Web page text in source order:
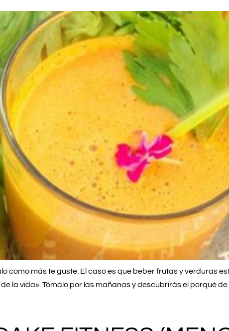
como más te guste. El caso es que beber frutas y verduras
la vida». Tómalo por las mañanas y descubrirás el porqué